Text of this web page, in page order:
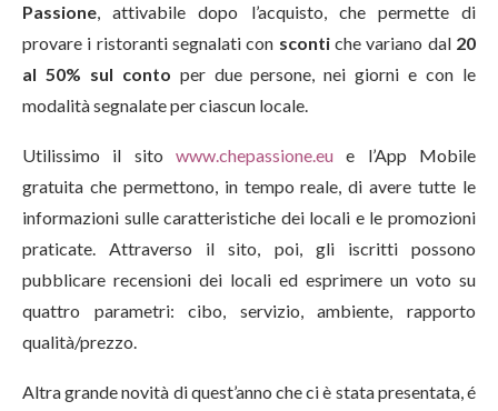
Passione, attivabile dopo l’acquisto, che permette di
provare i ristoranti segnalati con scontiche variano dal 20
al 50% sul conto per due persone, nei giorni e con le
modalità segnalate per ciascun locale.
Utilissimo il sito www.chepassione.eu e l’App Mobile
gratuita che permettono, in tempo reale, di avere tutte le
informazioni sulle caratteristiche dei locali e le promozioni
praticate. Attraverso il sito, poi, gli iscritti possono
pubblicare recensioni dei locali ed esprimere un voto su
quattro parametri: cibo, servizio, ambiente, rapporto
qualità/prezzo.
Altra grande novità di quest’anno che ci è stata presentata, é